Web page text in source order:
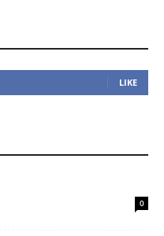
LIKE
0